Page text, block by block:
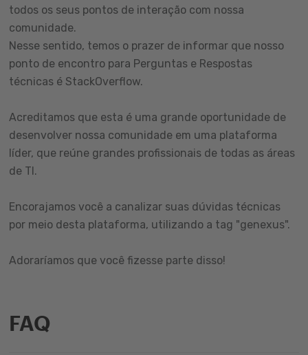
todos os seus pontos de interação com nossa
comunidade.
Nesse sentido, temos o prazer de informar que nosso
ponto de encontro para Perguntas e Respostas
técnicas é StackOverflow.
Acreditamos que esta é uma grande oportunidade de
desenvolver nossa comunidade em uma plataforma
líder, que reúne grandes profissionais de todas as áreas
de TI.
Encorajamos você a canalizar suas dúvidas técnicas
por meio desta plataforma, utilizando a tag "genexus".
Adoraríamos que você fizesse parte disso!
FAQ